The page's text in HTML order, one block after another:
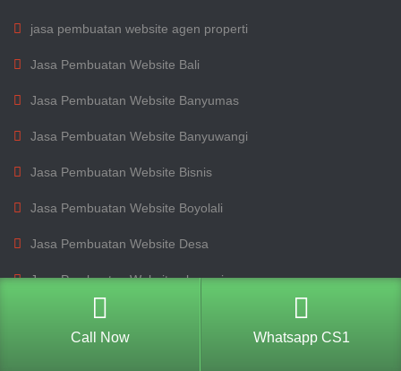
jasa pembuatan website agen properti
Jasa Pembuatan Website Bali
Jasa Pembuatan Website Banyumas
Jasa Pembuatan Website Banyuwangi
Jasa Pembuatan Website Bisnis
Jasa Pembuatan Website Boyolali
Jasa Pembuatan Website Desa
Jasa Pembuatan Website ekspor impor
Jasa Pembuatan Website Jepara
Call Now Whatsapp CS1